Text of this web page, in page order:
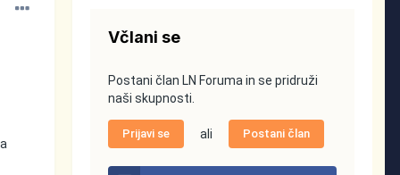
Včlani se
Postani član LN Foruma in se pridruži
naši skupnosti.
Prijavi se ali Postani član